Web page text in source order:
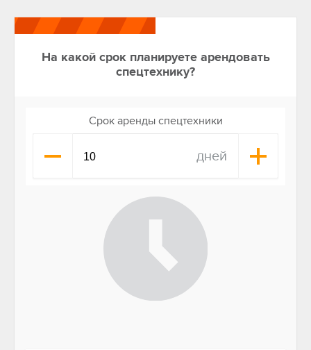
На какой срок планируете арендовать
спецтехнику?
Срок аренды спецтехники
дней